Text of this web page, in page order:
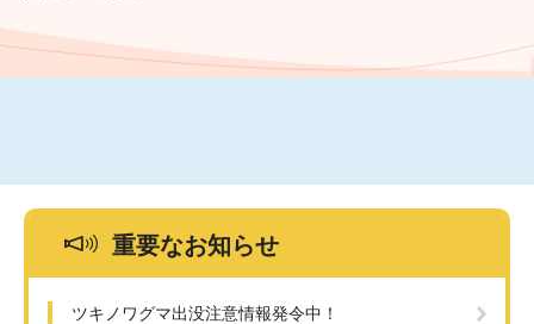
文
重要なお知らせ
ツキノワグマ出没注意情報発令中！